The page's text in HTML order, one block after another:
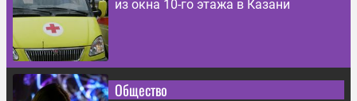
из окна 10-го этажа в Казани
Общество